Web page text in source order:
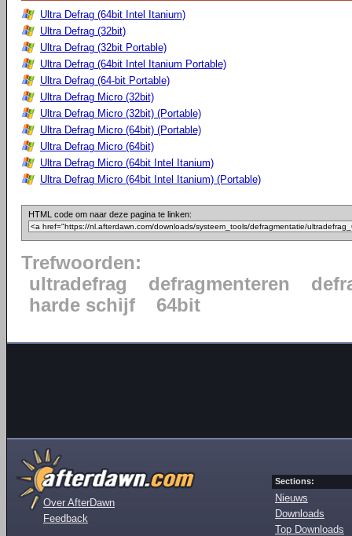
Ultra Defrag (64bit Intel Itanium)
Ultra Defrag (32bit)
Ultra Defrag (32bit Portable)
Ultra Defrag (64bit Intel Itanium Portable)
Ultra Defrag (64-bit Portable)
Ultra Defrag Micro (32bit)
Ultra Defrag Micro (32bit) (Portable)
Ultra Defrag Micro (64bit) (Portable)
Ultra Defrag Micro (64bit)
Ultra Defrag Micro (64bit Intel Itanium)
Ultra Defrag Micro (64bit Intel Itanium) (Portable)
HTML code om naar deze pagina te linken:
Trefwoorden:
ultradefrag
defragmenteren
harde schijf
64bit
Over AfterDawn
Feedback
Sections:
Nieuws
Downloads
Top Downloads